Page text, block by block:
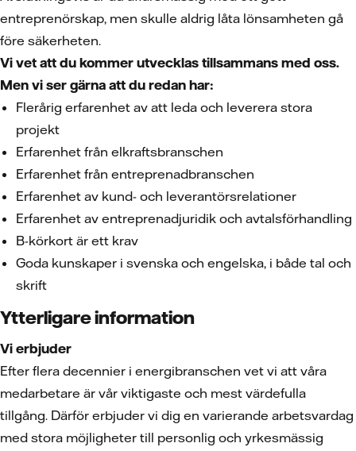
entreprenörskap, men skulle aldrig låta lönsamheten gå
före säkerheten.
Vi vet att du kommer utvecklas tillsammans med oss.
Men vi ser gärna att du redan har:
Flerårig erfarenhet av att leda och leverera stora
projekt
Erfarenhet från elkraftsbranschen
Erfarenhet från entreprenadbranschen
Erfarenhet av kund- och leverantörsrelationer
Erfarenhet av entreprenadjuridik och avtalsförhandling
B-körkort är ett krav
Goda kunskaper i svenska och engelska, i både tal och
skrift
Ytterligare information
Vi erbjuder
Efter flera decennier i energibranschen vet vi att våra
medarbetare är vår viktigaste och mest värdefulla
tillgång. Därför erbjuder vi dig en varierande arbetsvardag
med stora möjligheter till personlig och yrkesmässig